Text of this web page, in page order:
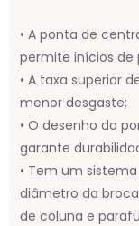
• A ponta de
permite inícios de
• A taxa superior
menor desgaste;
• O desenho da
garante
• Tem um
diâmetro da
de coluna e